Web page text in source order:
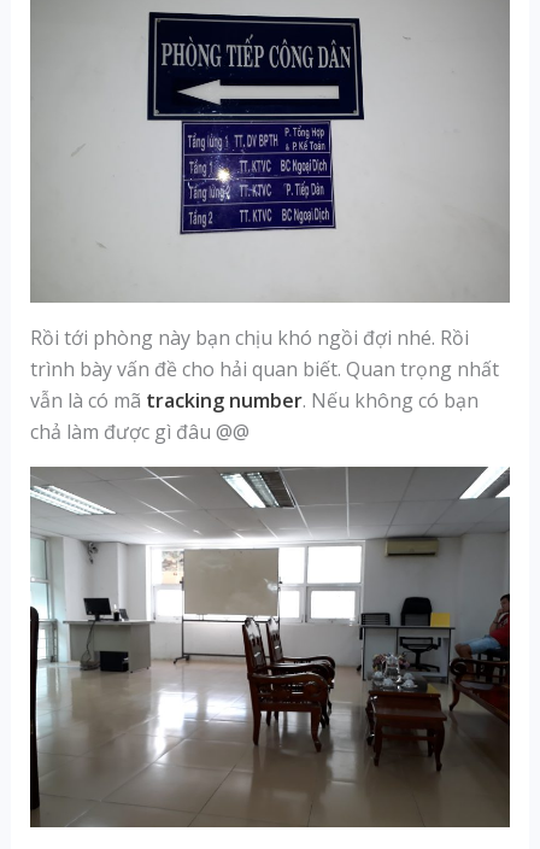
Rồi tới phòng này bạn chịu khó ngồi đợi nhé. Rồi
trình bày vấn đề cho hải quan biết. Quan trọng nhất
vẫn là có mã tracking number. Nếu không có bạn
chả làm được gì đâu @@